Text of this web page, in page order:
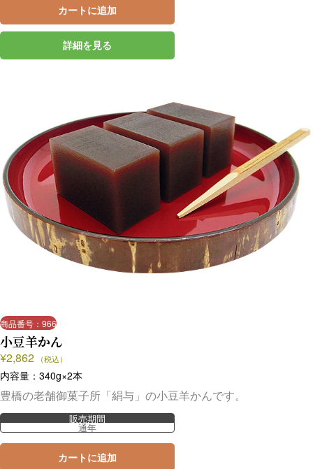
カートに追加
詳細を見る
商品番号：966
小豆羊かん
¥2,862 （税込）
内容量：340g×2本
豊橋の老舗御菓子所「絹与」の小豆羊かんです。
販売期間
通年
カートに追加